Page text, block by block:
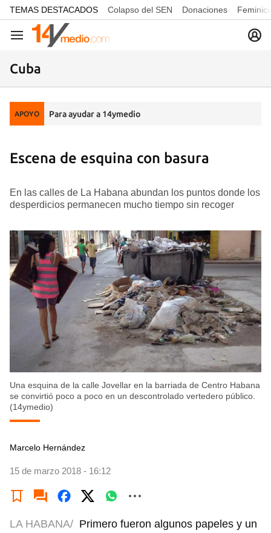
common.go-to-content
TEMAS DESTACADOS Colapso del SEN Donaciones
Navegación
Cuba
APOYO Para ayudar a 14ymedio
Escena de esquina con basura
En las calles de La Habana abundan los puntos donde los
desperdicios permanecen mucho tiempo sin recoger
Una esquina de la calle Jovellar en la barriada de Centro Habana
se convirtió poco a poco en un descontrolado vertedero público.
(14ymedio)
Marcelo Hernández
15 de marzo 2018 - 16:12
LA HABANA/ Primero fueron algunos papeles y un